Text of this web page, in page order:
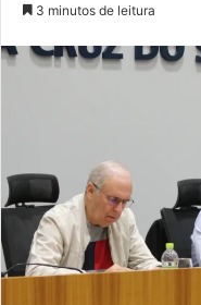
3 minutos de leitura